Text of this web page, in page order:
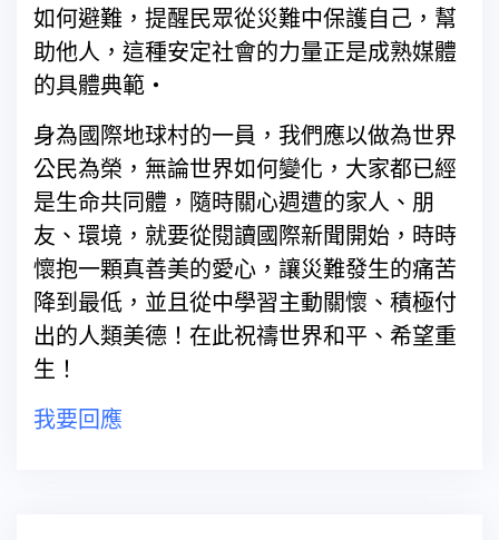
如何避難，提醒民眾從災難中保護自己，幫
助他人，這種安定社會的力量正是成熟媒體
的具體典範‧
身為國際地球村的一員，我們應以做為世界
公民為榮，無論世界如何變化，大家都已經
是生命共同體，隨時關心週遭的家人、朋
友、環境，就要從閱讀國際新聞開始，時時
懷抱一顆真善美的愛心，讓災難發生的痛苦
降到最低，並且從中學習主動關懷、積極付
出的人類美德！在此祝禱世界和平、希望重
生！
我要回應